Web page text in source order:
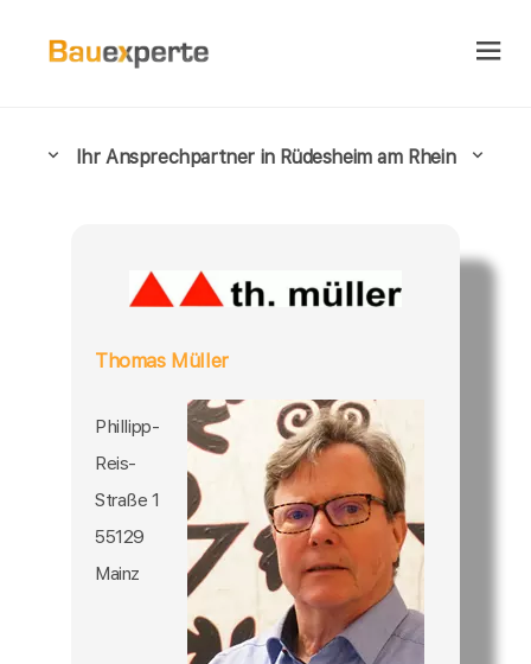
Ihr Ansprechpartner in Rüdesheim am Rhein
Thomas Müller
Phillipp-
Reis-
Straße 1
55129
Mainz